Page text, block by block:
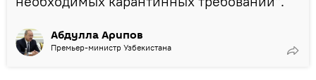
Абдулла Арипов
Премьер-министр Узбекистана